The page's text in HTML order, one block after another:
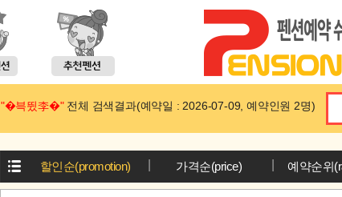
"�븍뜄李�"전체 검색결과(예약일 : 2026-07-09, 예약인원 2명)
할인순(promotion) 가격순(price) 예약순위